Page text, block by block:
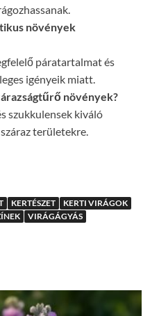
növények
páratartalmat és
igényeik miatt.
növények?
szukkulensek kiváló
területekre.
KERTÉSZET
KERTI VIRÁGOK
VIRÁGÁGYÁS